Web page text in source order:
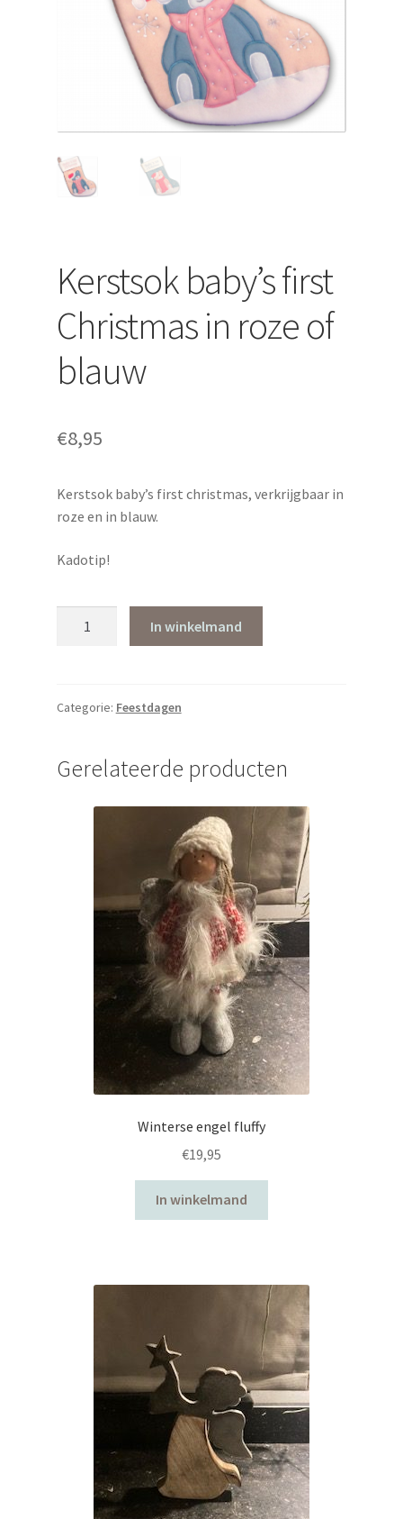
Kerstsok baby’s first
Christmas in roze of
blauw
€8,95
Kerstsok baby’s first christmas, verkrijgbaar in
roze en in blauw.
Kadotip!
in
blauw
In winkelmand
Categorie: Feestdagen
Gerelateerde producten
Winterse engel fluffy
€19,95
In winkelmand